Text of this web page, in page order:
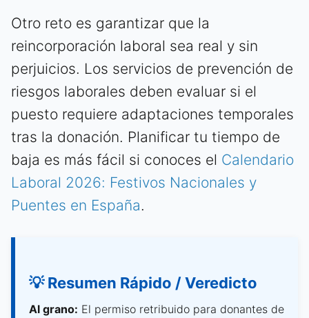
Otro reto es garantizar que la
reincorporación laboral sea real y sin
perjuicios. Los servicios de prevención de
riesgos laborales deben evaluar si el
puesto requiere adaptaciones temporales
tras la donación. Planificar tu tiempo de
baja es más fácil si conoces el Calendario
Laboral 2026: Festivos Nacionales y
Puentes en España.
💡 Resumen Rápido / Veredicto
Al grano: El permiso retribuido para donantes de